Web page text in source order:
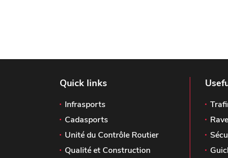
Quick links
Infrasports
Cadasports
Unité du Contrôle Routier
Qualité et Construction